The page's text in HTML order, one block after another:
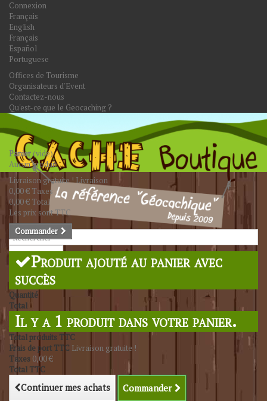
Connexion
Français
English
Français
Español
Portuguese
Offices de Tourisme
Organisateurs d'Event
Contactez-nous
Qu'est-ce que le Geocaching ?
Rechercher
Panier(vide)
Aucun produit
Livraison gratuite !Livraison
0,00 € Taxes
0,00 € Total
Les prix sont TTC
Commander
Produit ajouté au panier avec
succès
Quantité
Total
Il y a 1 produit dans votre panier.
Total produits TTC
Frais de port TTC Livraison gratuite !
Taxes 0,00 €
Total TTC
Continuer mes achats Commander